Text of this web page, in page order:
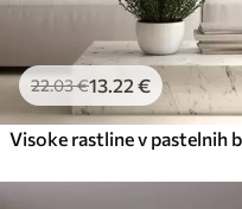
22.03€13 .22 €
Visoke rastline v pastelnih